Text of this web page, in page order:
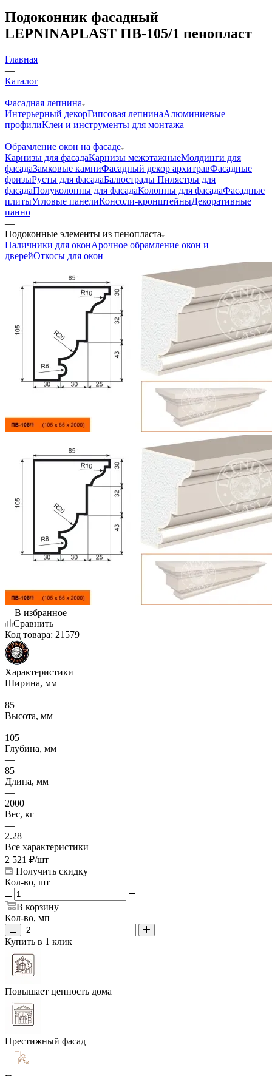
Подоконник фасадный
LEPNINAPLAST ПВ-105/1 пенопласт
Главная
—
Каталог
—
Фасадная лепнина
Интерьерный декорГипсовая лепнинаАлюминиевые
профилиКлеи и инструменты для монтажа
—
Обрамление окон на фасаде
Карнизы для фасадаКарнизы межэтажныеМолдинги для
фасадаЗамковые камниФасадный декор архитравФасадные
фризыРусты для фасадаБалюстрады Пилястры для
фасадаПолуколонны для фасадаКолонны для фасадаФасадные
плитыУгловые панелиКонсоли-кронштейныДекоративные
панно
—
Подоконные элементы из пенопласта
Наличники для оконАрочное обрамление окон и
дверейОткосы для окон
В избранное
Сравнить
Код товара: 21579
Характеристики
Ширина, мм
—
85
Высота, мм
—
105
Глубина, мм
—
85
Длина, мм
—
2000
Вес, кг
—
2.28
Все характеристики
2 521 ₽/шт
Получить скидку
Кол-во, шт
В корзину
Кол-во, мп
Купить в 1 клик
Повышает ценность дома
Престижный фасад